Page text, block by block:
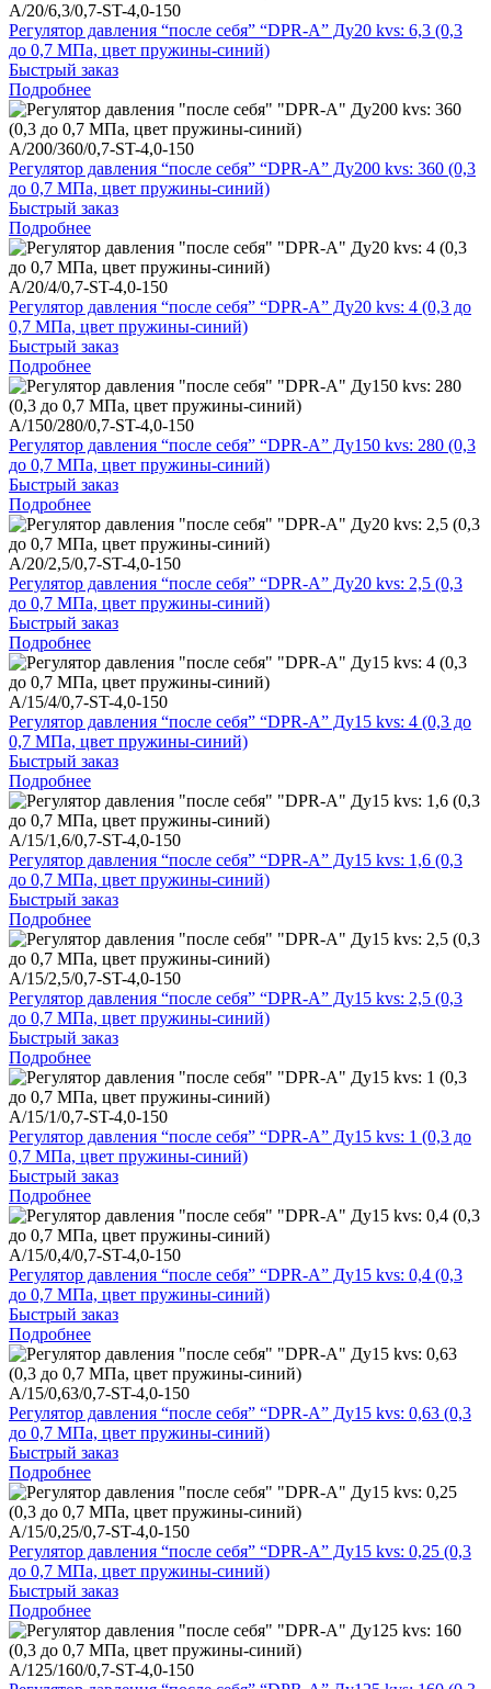
A/20/6,3/0,7-ST-4,0-150
Регулятор давления “после себя” “DPR-A” Ду20 kvs: 6,3 (0,3
до 0,7 МПа, цвет пружины-синий)
Быстрый заказ
Подробнее
A/200/360/0,7-ST-4,0-150
Регулятор давления “после себя” “DPR-A” Ду200 kvs: 360 (0,3
до 0,7 МПа, цвет пружины-синий)
Быстрый заказ
Подробнее
A/20/4/0,7-ST-4,0-150
Регулятор давления “после себя” “DPR-A” Ду20 kvs: 4 (0,3 до
0,7 МПа, цвет пружины-синий)
Быстрый заказ
Подробнее
A/150/280/0,7-ST-4,0-150
Регулятор давления “после себя” “DPR-A” Ду150 kvs: 280 (0,3
до 0,7 МПа, цвет пружины-синий)
Быстрый заказ
Подробнее
A/20/2,5/0,7-ST-4,0-150
Регулятор давления “после себя” “DPR-A” Ду20 kvs: 2,5 (0,3
до 0,7 МПа, цвет пружины-синий)
Быстрый заказ
Подробнее
A/15/4/0,7-ST-4,0-150
Регулятор давления “после себя” “DPR-A” Ду15 kvs: 4 (0,3 до
0,7 МПа, цвет пружины-синий)
Быстрый заказ
Подробнее
A/15/1,6/0,7-ST-4,0-150
Регулятор давления “после себя” “DPR-A” Ду15 kvs: 1,6 (0,3
до 0,7 МПа, цвет пружины-синий)
Быстрый заказ
Подробнее
A/15/2,5/0,7-ST-4,0-150
Регулятор давления “после себя” “DPR-A” Ду15 kvs: 2,5 (0,3
до 0,7 МПа, цвет пружины-синий)
Быстрый заказ
Подробнее
A/15/1/0,7-ST-4,0-150
Регулятор давления “после себя” “DPR-A” Ду15 kvs: 1 (0,3 до
0,7 МПа, цвет пружины-синий)
Быстрый заказ
Подробнее
A/15/0,4/0,7-ST-4,0-150
Регулятор давления “после себя” “DPR-A” Ду15 kvs: 0,4 (0,3
до 0,7 МПа, цвет пружины-синий)
Быстрый заказ
Подробнее
A/15/0,63/0,7-ST-4,0-150
Регулятор давления “после себя” “DPR-A” Ду15 kvs: 0,63 (0,3
до 0,7 МПа, цвет пружины-синий)
Быстрый заказ
Подробнее
A/15/0,25/0,7-ST-4,0-150
Регулятор давления “после себя” “DPR-A” Ду15 kvs: 0,25 (0,3
до 0,7 МПа, цвет пружины-синий)
Быстрый заказ
Подробнее
A/125/160/0,7-ST-4,0-150